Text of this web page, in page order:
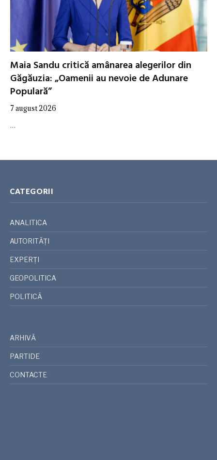
Maia Sandu critică amânarea alegerilor din
Găgăuzia: „Oamenii au nevoie de Adunare
Populară”
7 august 2026
…
CATEGORII
ANALITICA
AUTORITĂȚI
EXPERȚI
GEOPOLITICA
POLITICĂ
ARHIVĂ
PARTIDE
CONTACTE